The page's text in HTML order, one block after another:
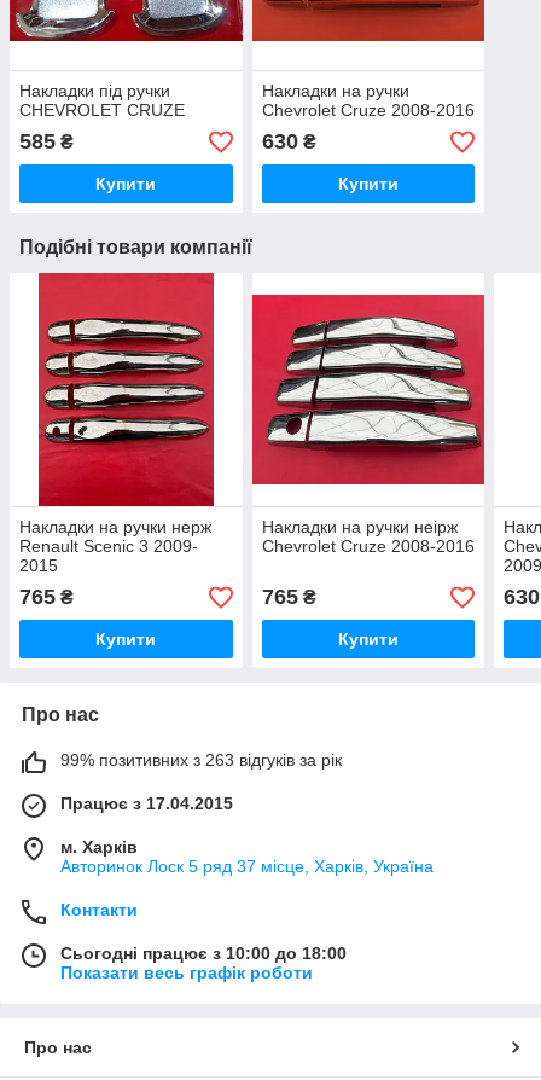
Накладки під ручки
CHEVROLET CRUZE
585 ₴
Купити
Накладки на ручки
Chevrolet Cruze 2008-2016
630₴
Купити
Подібні товари компанії
Накладки на ручки нерж
Renault Scenic 3 2009-
2015
765 ₴
Купити
Накладки на ручки неірж
Chevrolet Cruze 2008-2016
765₴
Купити
630
Про нас
99% позитивних з 263 відгуків за рік
Працює з 17.04.2015
м. Харків
Авторинок Лоск 5 ряд 37 місце, Харків, Україна
Контакти
Сьогодні працює з 10:00 до 18:00
Показати весь графік роботи
Про нас